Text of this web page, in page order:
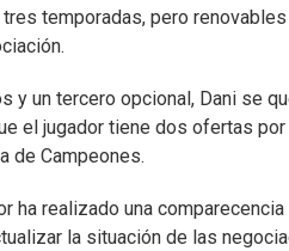
temporadas, pero
y un tercero opcional, Dani se
el jugador tiene dos ofertas
de Campeones.
ha realizado una
la situación de las